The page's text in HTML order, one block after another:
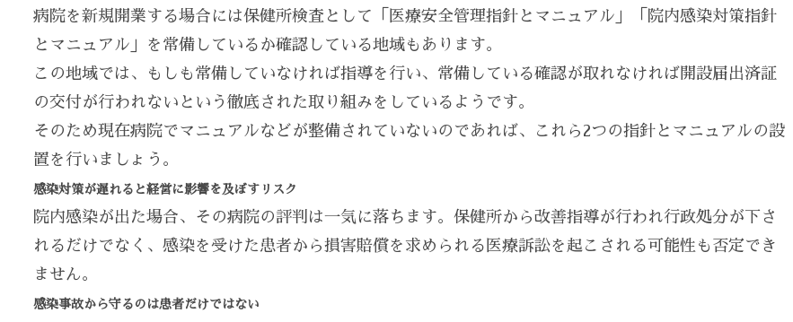
病院を新規開業する場合には保健所検査として「医療安全管理指針とマニュアル」「院内感染対策指針
とマニュアル」を常備しているか確認している地域もあります。
この地域では、もしも常備していなければ指導を行い、常備している確認が取れなければ開設届出済証
の交付が行われないという徹底された取り組みをしているようです。
そのため現在病院でマニュアルなどが整備されていないのであれば、これら2つの指針とマニュアルの設
置を行いましょう。
感染対策が遅れると経営に影響を及ぼすリスク
院内感染が出た場合、その病院の評判は一気に落ちます。保健所から改善指導が行われ行政処分が下さ
れるだけでなく、感染を受けた患者から損害賠償を求められる医療訴訟を起こされる可能性も否定でき
ません。
感染事故から守るのは患者だけではない